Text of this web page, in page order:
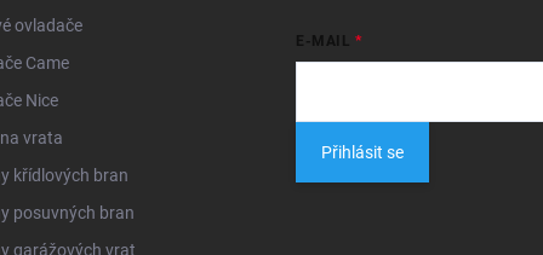
ovladače
Came
Nice
vrata
křídlových bran
posuvných bran
garážových vrat
E-MAIL
Přihlásit se